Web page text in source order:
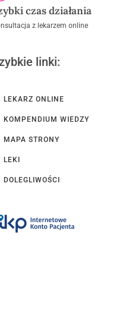
czas działania
z lekarzem online
linki:
LEKARZ ONLINE
KOMPENDIUM WIEDZY
MAPA STRONY
LEKI
DOLEGLIWOŚCI